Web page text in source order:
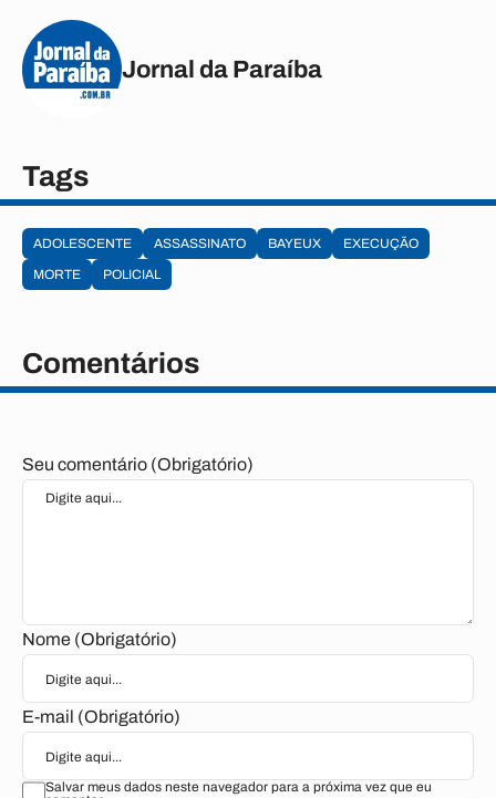
Jornal da Paraíba
Tags
ADOLESCENTE ASSASSINATO BAYEUX
EXECUÇÃO
MORTE
POLICIAL
Comentários
Seu comentário (Obrigatório)
Nome (Obrigatório)
E-mail (Obrigatório)
Salvar meus dados neste navegador para a próxima vez que eu